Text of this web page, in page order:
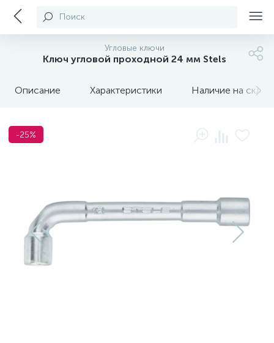
Поиск
Угловые ключи
Ключ угловой проходной 24 мм Stels
Описание Характеристики Наличие на
-25%